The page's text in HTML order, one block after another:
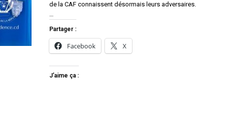
de la CAF connaissent désormais leurs adversaires.
…
Partager :
Facebook X
J’aime ça :